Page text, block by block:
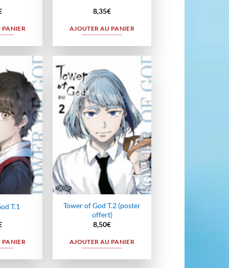
PANIER
8,35€
AJOUTER AU PANIER
Ajouter
à la
wishlist
T.1
PANIER
Ajouter
wishlist
Tower of God T.2 (poster
offert)
8,50€
AJOUTER AU PANIER